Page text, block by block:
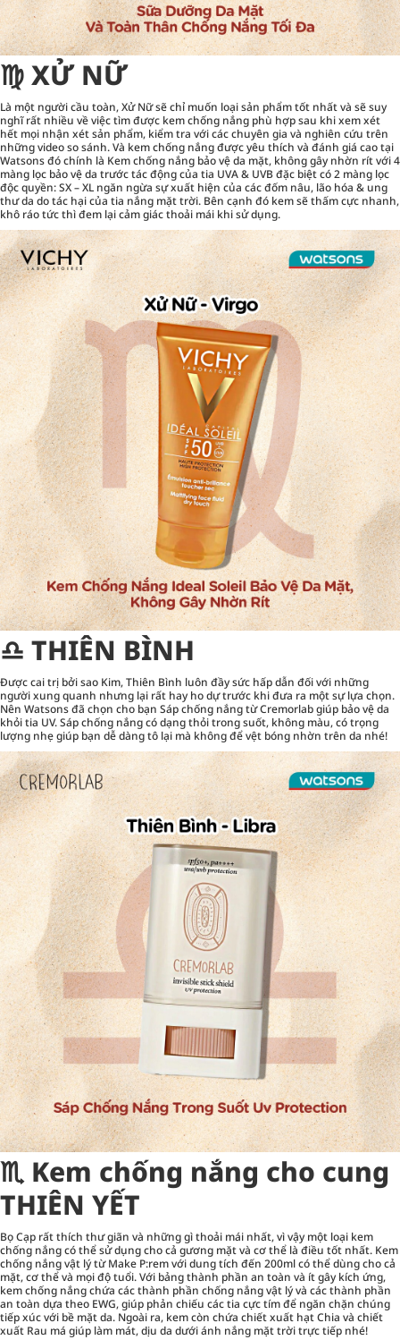
♍︎ XỬ NỮ
Là một người cầu toàn, Xử Nữ sẽ chỉ muốn loại sản phẩm tốt nhất và sẽ suy
nghĩ rất nhiều về việc tìm được kem chống nắng phù hợp sau khi xem xét
hết mọi nhận xét sản phẩm, kiểm tra với các chuyên gia và nghiên cứu trên
những video so sánh. Và kem chống nắng được yêu thích và đánh giá cao tại
Watsons đó chính là Kem chống nắng bảo vệ da mặt, không gây nhờn rít với 4
màng lọc bảo vệ da trước tác động của tia UVA & UVB đặc biệt có 2 màng lọc
độc quyền: SX – XL ngăn ngừa sự xuất hiện của các đốm nâu, lão hóa & ung
thư da do tác hại của tia nắng mặt trời. Bên cạnh đó kem sẽ thấm cực nhanh,
khô ráo tức thì đem lại cảm giác thoải mái khi sử dụng.
♎︎ THIÊN BÌNH
Được cai trị bởi sao Kim, Thiên Bình luôn đầy sức hấp dẫn đối với những
người xung quanh nhưng lại rất hay ho dự trước khi đưa ra một sự lựa chọn.
Nên Watsons đã chọn cho bạn Sáp chống nắng từ Cremorlab giúp bảo vệ da
khỏi tia UV. Sáp chống nắng có dạng thỏi trong suốt, không màu, có trọng
lượng nhẹ giúp bạn dễ dàng tô lại mà không để vệt bóng nhờn trên da nhé!
♏︎ Kem chống nắng cho cung
THIÊN YẾT
Bọ Cạp rất thích thư giãn và những gì thoải mái nhất, vì vậy một loại kem
chống nắng có thể sử dụng cho cả gương mặt và cơ thể là điều tốt nhất. Kem
chống nắng vật lý từ Make P:rem với dung tích đến 200ml có thể dùng cho cả
mặt, cơ thể và mọi độ tuổi. Với bảng thành phần an toàn và ít gây kích ứng,
kem chống nắng chứa các thành phần chống nắng vật lý và các thành phần
an toàn dựa theo EWG, giúp phản chiếu các tia cực tím để ngăn chặn chúng
tiếp xúc với bề mặt da. Ngoài ra, kem còn chứa chiết xuất hạt Chia và chiết
xuất Rau má giúp làm mát, dịu da dưới ánh nắng mặt trời trực tiếp nhé!